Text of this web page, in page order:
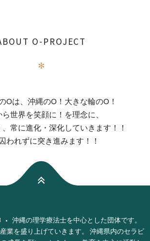
O-PROJECT
✻
Oは、沖縄のO！大きな輪のO！
世界を笑顔に！を理念に、
常に進化・深化していきます！！
われずに突き進みます！！
沖縄の理学療法士を中心とした団体です。
業を盛り上げていきます。 沖縄県内のセラピ